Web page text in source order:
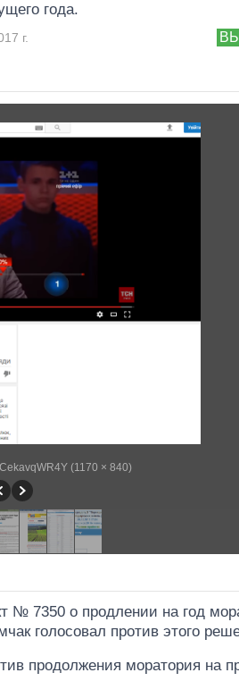
года.
г.
(1170 × 840)
№ 7350 о продлении на год
голосовал против этого
продолжения моратория на